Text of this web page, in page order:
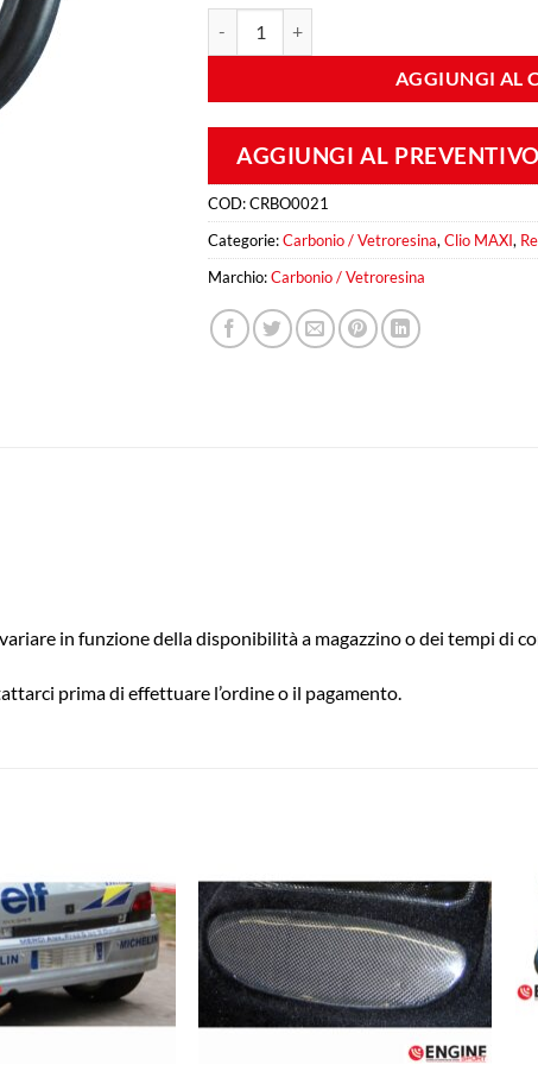
AGGIUNGI AL
AGGIUNGI AL PREVENTIVO
COD:CRBO0021
Categorie:Carbonio / Vetroresina, Clio MAXI,
Marchio:Carbonio / Vetroresina
in funzione della disponibilità a magazzino o dei tempi di
prima di effettuare l’ordine o il pagamento.
Aggiungi
alla lista
dei
desideri
Aggiungi
alla lista
dei
desideri